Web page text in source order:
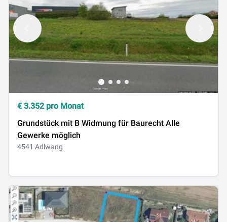
€ 3.352pro Monat
Grundstück mit B Widmung für Baurecht Alle
Gewerke möglich
4541 Adlwang